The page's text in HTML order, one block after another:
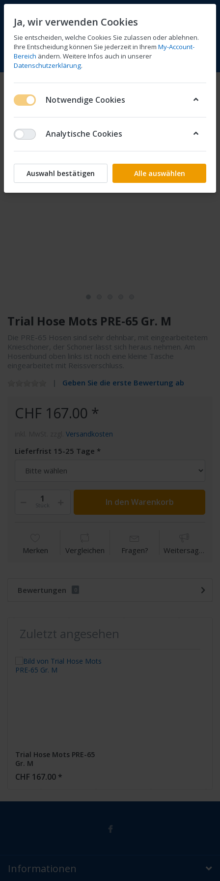
Menü Anmelden Vergleichen Wunschliste
Trial Hose Mots PRE-65 Gr. M
Die PRE-65 Hosen sind sehr dehnbar, mit eingearbeitetem
Knieschoner, der Schoner lässt sich heraus nehmen. Am
Hosenbund oben links ist noch eine kleine Tasche
eingearbeitet mit Reissverschluss.
Geben Sie die erste Bewertung ab
CHF 167.00 *
Versandkosten
Lieferfrist 15-25 Tage
Stück In den Warenkorb
Merken Vergleichen Fragen? Weitersagen
Bewertungen 0
Zuletzt angesehen
Trial Hose Mots PRE-65
Gr. M
CHF 167.00 *
Informationen
Ja, wir verwenden Cookies
Sie entscheiden, welche Cookies Sie zulassen oder ablehnen.
Ihre Entscheidung können Sie jederzeit in Ihrem My-Account-
Bereich ändern. Weitere Infos auch in unserer
Datenschutzerklärung.
Notwendige Cookies
Analytische Cookies
Auswahl bestätigen Alle auswählen